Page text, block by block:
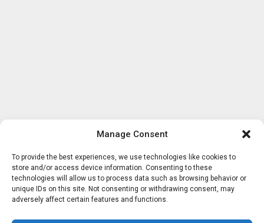
Manage Consent
To provide the best experiences, we use technologies like cookies to
store and/or access device information. Consenting to these
technologies will allow us to process data such as browsing behavior or
unique IDs on this site. Not consenting or withdrawing consent, may
adversely affect certain features and functions.